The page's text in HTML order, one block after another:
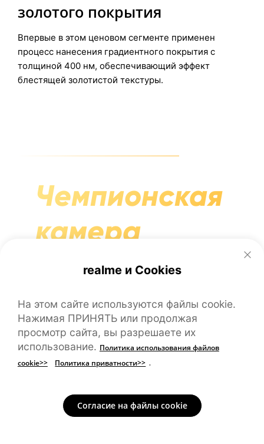
золотого покрытия
Впервые в этом ценовом сегменте применен
процесс нанесения градиентного покрытия с
толщиной 400 нм, обеспечивающий эффект
блестящей золотистой текстуры.
Чемпионская
камера
Разрешение 50 Мп.
realme и Cookies
На этом сайте используются файлы cookie.
Нажимая ПРИНЯТЬ или продолжая
просмотр сайта, вы разрешаете их
использование. Политика использования файлов
cookie>>
Политика приватности>> .
Согласие на файлы cookie